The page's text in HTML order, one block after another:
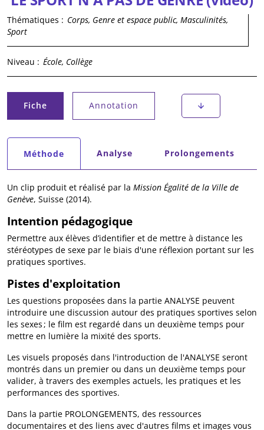
Thématiques : Corps, Genre et espace public, Masculinités,
Sport
Niveau : École, Collège
Onglets principaux
Fiche
(onglet actif) Annotation
Onglets secondaires
Méthode
(onglet actif) Analyse Prolongements
Un clip produit et réalisé par la Mission Égalité de la Ville de
Genève, Suisse (2014).
Intention pédagogique
Permettre aux élèves d’identifier et de mettre à distance les
stéréotypes de sexe par le biais d'une réflexion portant sur les
pratiques sportives.
Pistes d'exploitation
Les questions proposées dans la partie ANALYSE peuvent
introduire une discussion autour des pratiques sportives selon
les sexes ; le film est regardé dans un deuxième temps pour
mettre en lumière la mixité des sports.
Les visuels proposés dans l'introduction de l'ANALYSE seront
montrés dans un premier ou dans un deuxième temps pour
valider, à travers des exemples actuels, les pratiques et les
performances des sportives.
Dans la partie PROLONGEMENTS, des ressources
documentaires et des liens avec d'autres films et images vous